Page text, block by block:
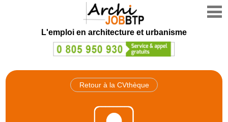
L'emploi en architecture et urbanisme
Retour à la CVthèque